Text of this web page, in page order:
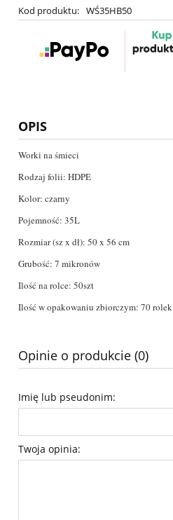
Kod produktu: WŚ35HB50
OPIS
Worki na śmieci
Rodzaj folii: HDPE
Kolor: czarny
Pojemność: 35L
Rozmiar (sz x dł): 50 x 56 cm
Grubość: 7 mikronów
Ilość na rolce: 50szt
Ilość w opakowaniu zbiorczym: 70 rolek
Opinie o produkcie (0)
Imię lub pseudonim:
Twoja opinia: